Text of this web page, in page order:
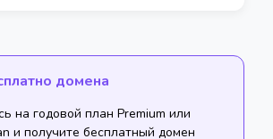
домена
на годовой план Premium или
и получите бесплатный домен